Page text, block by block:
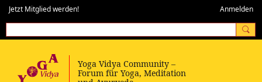
Jetzt Mitglied werden! Anmelden